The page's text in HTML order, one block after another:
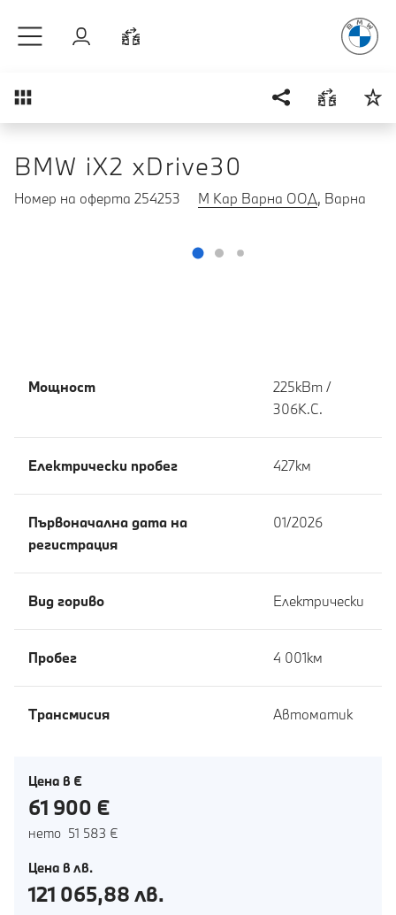
Вход
Преглед
BMW iX2 xDrive30
Номер на оферта 254253 М Кар Варна ООД, Варна
Мощност
225кВт /
306К.С.
Eлектрически пробег 427км
Първоначална дата на
регистрация
01/2026
Вид гориво Електрически
Пробег 4 001км
Tрансмисия Автоматик
Цена в €
61 900 €
нето 51 583 €
Цена в лв.
121 065,88 лв.